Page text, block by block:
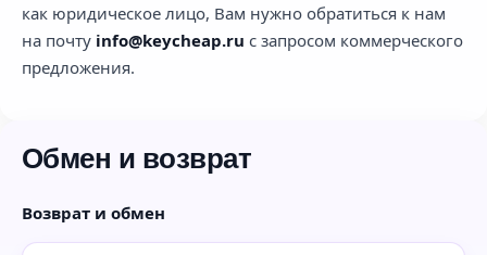
как юридическое лицо, Вам нужно обратиться к нам
на почту info@keycheap.ru с запросом коммерческого
предложения.
Обмен и возврат
Возврат и обмен